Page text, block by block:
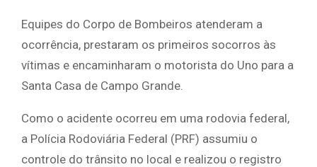
Equipes do Corpo de Bombeiros atenderam a
ocorrência, prestaram os primeiros socorros às
vítimas e encaminharam o motorista do Uno para a
Santa Casa de Campo Grande.
Como o acidente ocorreu em uma rodovia federal,
a Polícia Rodoviária Federal (PRF) assumiu o
controle do trânsito no local e realizou o registro